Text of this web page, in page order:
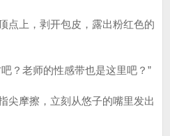
上，剥开包皮，露出粉红色的
老师的性感带也是这里吧？”
摩擦，立刻从悠子的嘴里发出